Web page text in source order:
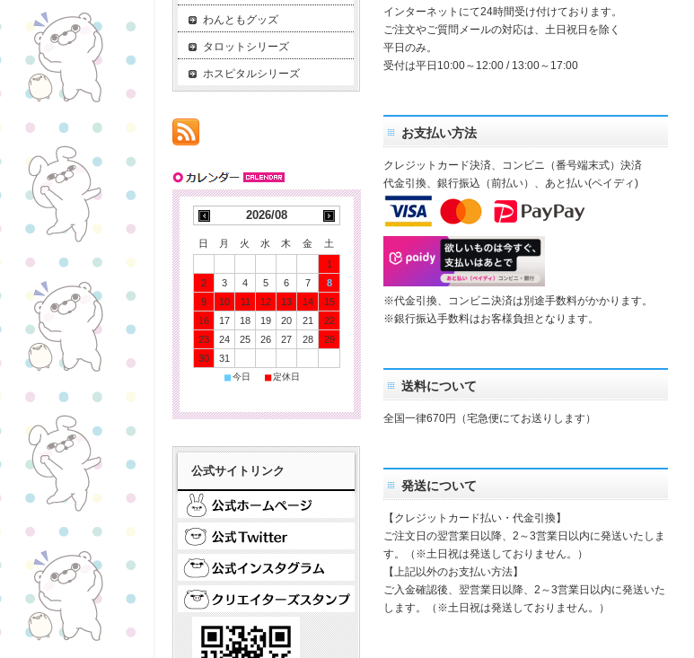
インターネットにて24時間受け付けております。
ご注文やご質問メールの対応は、土日祝日を除く
平日のみ。
受付は平日10:00～12:00 / 13:00～17:00
お支払い方法
クレジットカード決済、コンビニ（番号端末式）決済
代金引換、銀行振込（前払い）、あと払い(ペイディ)
※代金引換、コンビニ決済は別途手数料がかかります。
※銀行振込手数料はお客様負担となります。
送料について
全国一律670円（宅急便にてお送りします）
発送について
【クレジットカード払い・代金引換】
ご注文日の翌営業日以降、2～3営業日以内に発送いたしま
す。（※土日祝は発送しておりません。）
【上記以外のお支払い方法】
ご入金確認後、翌営業日以降、2～3営業日以内に発送いた
します。（※土日祝は発送しておりません。）
わんともグッズ
タロットシリーズ
ホスピタルシリーズ
2026/08
日 月 火 水 木 金
土
1
2
3 4 5 6 7
8
9
10 11 12 13 14
15
16
17 18 19 20 21
22
23
24 25 26 27 28
29
30
31
■今日 ■定休日
公式サイトリンク